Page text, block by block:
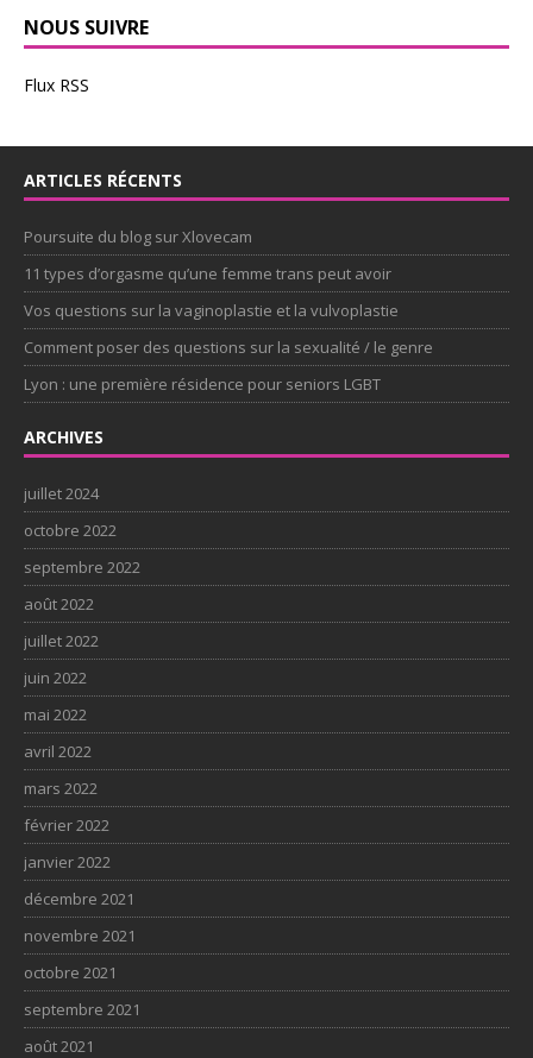
NOUS SUIVRE
Flux RSS
ARTICLES RÉCENTS
Poursuite du blog sur Xlovecam
11 types d’orgasme qu’une femme trans peut avoir
Vos questions sur la vaginoplastie et la vulvoplastie
Comment poser des questions sur la sexualité / le genre
Lyon : une première résidence pour seniors LGBT
ARCHIVES
juillet 2024
octobre 2022
septembre 2022
août 2022
juillet 2022
juin 2022
mai 2022
avril 2022
mars 2022
février 2022
janvier 2022
décembre 2021
novembre 2021
octobre 2021
septembre 2021
août 2021